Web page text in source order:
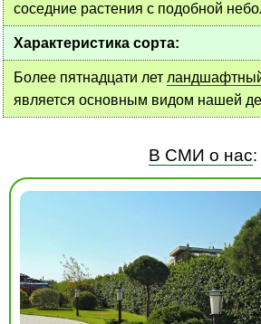
соседние растения с подобной
Характеристика сорта:
Более пятнадцати лет ландшафтный
является основным видом нашей
В СМИ о нас: